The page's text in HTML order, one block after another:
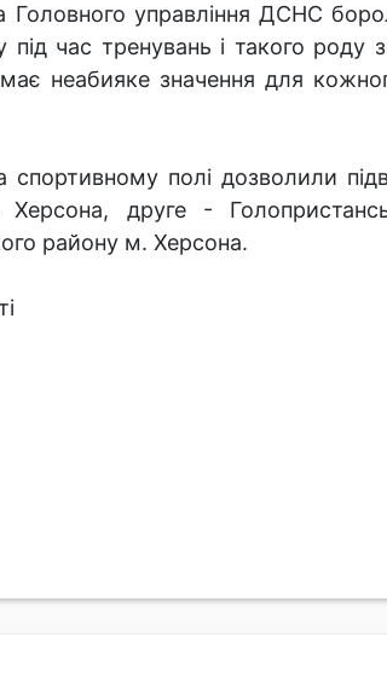
управління ДСНС
час тренувань і такого роду
неабияке значення для
спортивному полі дозволили
друге -
району м. Херсона.